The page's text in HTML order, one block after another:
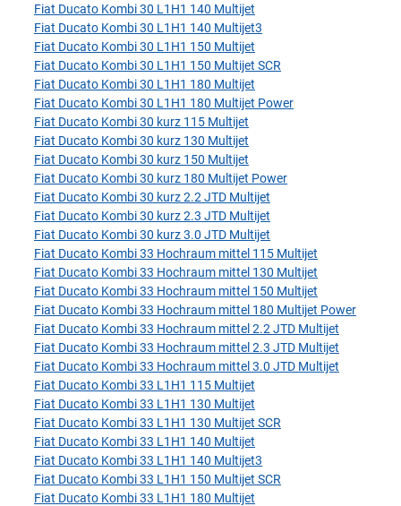
Fiat Ducato Kombi 30 L1H1 140 Multijet
Fiat Ducato Kombi 30 L1H1 140 Multijet3
Fiat Ducato Kombi 30 L1H1 150 Multijet
Fiat Ducato Kombi 30 L1H1 150 Multijet SCR
Fiat Ducato Kombi 30 L1H1 180 Multijet
Fiat Ducato Kombi 30 L1H1 180 Multijet Power
Fiat Ducato Kombi 30 kurz 115 Multijet
Fiat Ducato Kombi 30 kurz 130 Multijet
Fiat Ducato Kombi 30 kurz 150 Multijet
Fiat Ducato Kombi 30 kurz 180 Multijet Power
Fiat Ducato Kombi 30 kurz 2.2 JTD Multijet
Fiat Ducato Kombi 30 kurz 2.3 JTD Multijet
Fiat Ducato Kombi 30 kurz 3.0 JTD Multijet
Fiat Ducato Kombi 33 Hochraum mittel 115 Multijet
Fiat Ducato Kombi 33 Hochraum mittel 130 Multijet
Fiat Ducato Kombi 33 Hochraum mittel 150 Multijet
Fiat Ducato Kombi 33 Hochraum mittel 180 Multijet Power
Fiat Ducato Kombi 33 Hochraum mittel 2.2 JTD Multijet
Fiat Ducato Kombi 33 Hochraum mittel 2.3 JTD Multijet
Fiat Ducato Kombi 33 Hochraum mittel 3.0 JTD Multijet
Fiat Ducato Kombi 33 L1H1 115 Multijet
Fiat Ducato Kombi 33 L1H1 130 Multijet
Fiat Ducato Kombi 33 L1H1 130 Multijet SCR
Fiat Ducato Kombi 33 L1H1 140 Multijet
Fiat Ducato Kombi 33 L1H1 140 Multijet3
Fiat Ducato Kombi 33 L1H1 150 Multijet SCR
Fiat Ducato Kombi 33 L1H1 180 Multijet